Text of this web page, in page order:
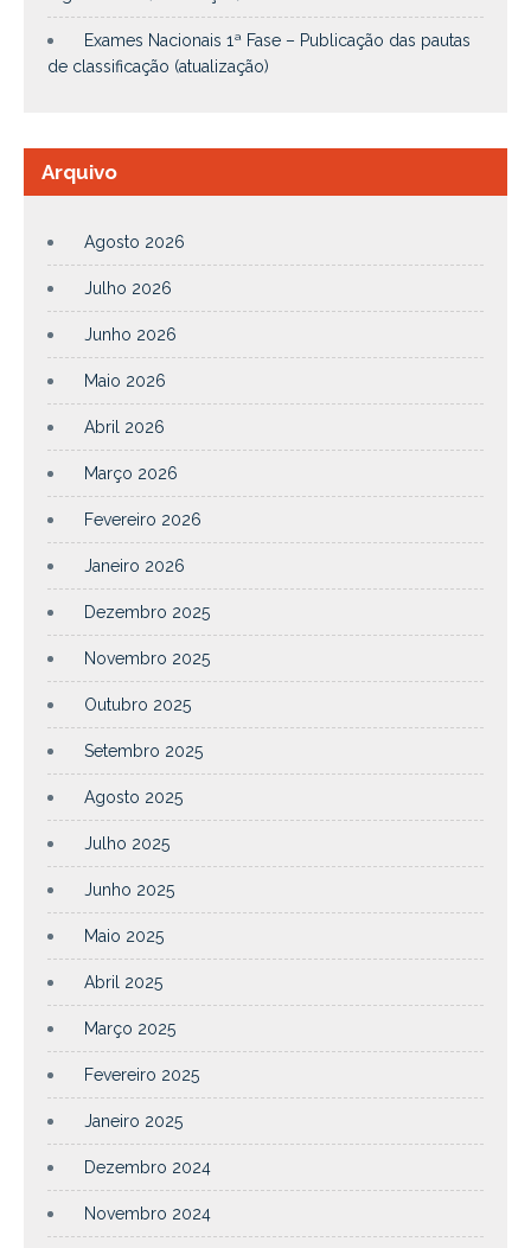
Exames Nacionais 1ª Fase – Publicação das pautas
de classificação (atualização)
Arquivo
Agosto 2026
Julho 2026
Junho 2026
Maio 2026
Abril 2026
Março 2026
Fevereiro 2026
Janeiro 2026
Dezembro 2025
Novembro 2025
Outubro 2025
Setembro 2025
Agosto 2025
Julho 2025
Junho 2025
Maio 2025
Abril 2025
Março 2025
Fevereiro 2025
Janeiro 2025
Dezembro 2024
Novembro 2024